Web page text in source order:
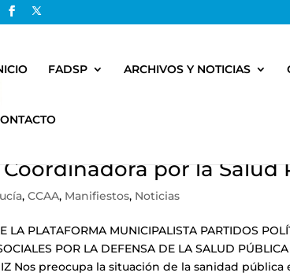
FADSP ARCHIVOS Y NOTICIAS
por la Salud
,CCAA, Manifiestos, Noticias
LA PLATAFORMA MUNICIPALISTA PARTIDOS
POR LA DEFENSA DE LA SALUD
Nos preocupa la situación de la sanidad